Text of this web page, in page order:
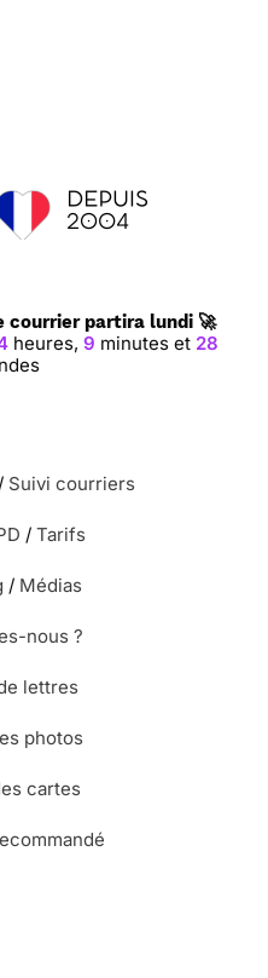
partira lundi 🚀
heures, 9 minutes et 28
/ Suivi courriers
/ Tarifs
/ Médias
nous ?
lettres
photos
cartes